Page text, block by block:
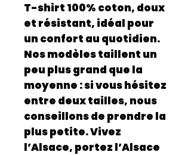
T-shirt 100% coton, doux
et résistant, idéal pour
un confort au quotidien.
Nos modèles taillent un
peu plus grand que la
moyenne : si vous hésitez
entre deux tailles, nous
conseillons de prendre la
plus petite. Vivez
l’Alsace, portez l’Alsace